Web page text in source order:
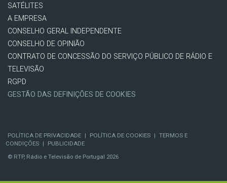
SATÉLITES
A EMPRESA
CONSELHO GERAL INDEPENDENTE
CONSELHO DE OPINIÃO
CONTRATO DE CONCESSÃO DO SERVIÇO PÚBLICO DE RÁDIO E
TELEVISÃO
RGPD
GESTÃO DAS DEFINIÇÕES DE COOKIES
POLÍTICA DE PRIVACIDADE | POLÍTICA DE COOKIES | TERMOS E
CONDIÇÕES |
PUBLICIDADE
© RTP, Rádio e Televisão de Portugal 2026